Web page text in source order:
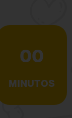
00
MINUTOS